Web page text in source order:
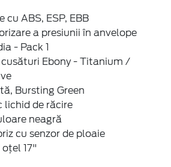
ABS, ESP, EBB
a presiunii în anvelope
- Pack 1
Ebony - Titanium /
Bursting Green
lichid de răcire
neagră
cu senzor de ploaie
17"